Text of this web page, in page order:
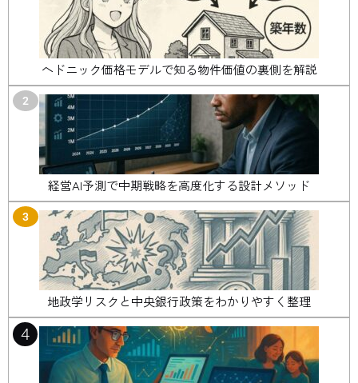
ヘドニック価格モデルで知る物件価値の裏側を解説
2
経営AI予測で中期戦略を高度化する設計メソッド
3
地政学リスクと中央銀行政策をわかりやすく整理
4